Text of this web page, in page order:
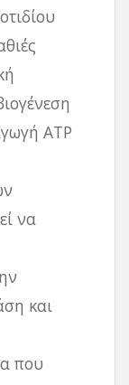
ATP
να
και
που